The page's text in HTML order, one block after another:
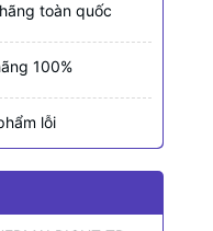
toàn quốc
100%
lỗi